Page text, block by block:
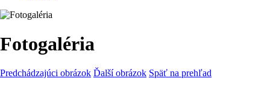
Fotogaléria
Predchádzajúci obrázok Ďalší obrázok Späť na prehľad